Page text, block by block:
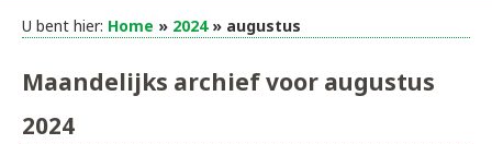
U bent hier: Home » 2024» augustus
Maandelijks archief voor augustus
2024